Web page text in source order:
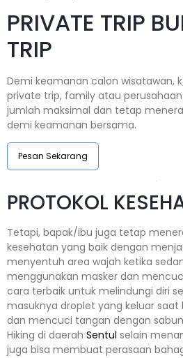
PRIVATE TRIP
TRIP
Demi keamanan calon wisatawan,
private trip, family atau
jumlah maksimal dan tetap
demi keamanan bersama.
Pesan Sekarang
PROTOKOL
Tetapi, bapak/ibu juga tetap
kesehatan yang baik dengan
menyentuh area wajah ketika
menggunakan masker dan
cara terbaik untuk melindungi diri
masuknya droplet yang keluar
dan mencuci tangan dengan
Hiking di daerah Sentul selain
juga bisa membuat perasaan